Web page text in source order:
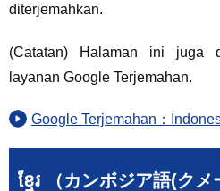
diterjemahkan.
(Catatan) Halaman ini juga
layanan Google Terjemahan.
Google Terjemahan：
ខ្មែរ （カンボジア語(クメ